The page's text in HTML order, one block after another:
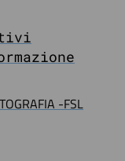
-FSL